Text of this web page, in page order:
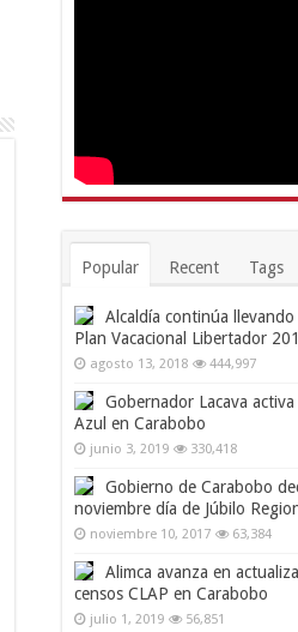
Popular Recent Tags
Alcaldía continúa llevando
Plan Vacacional Libertador
agosto 13, 2018 444,997
Gobernador Lacava
Azul en Carabobo
junio 3, 2019 330,418
Gobierno de Carabobo
noviembre día de Júbilo
noviembre 10, 2017 63,384
Alimca avanza en
censos CLAP en Carabobo
julio 1, 2019 56,851